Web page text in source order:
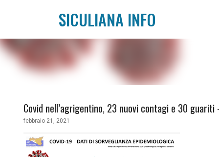
SICULIANA INFO
Covid nell’agrigentino, 23 nuovi contagi e 30
febbraio 21, 2021